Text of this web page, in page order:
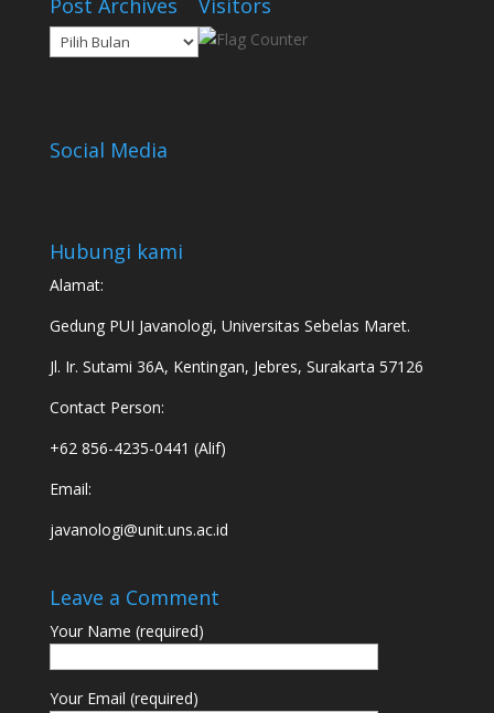
Post
Archives
Social Media
Hubungi kami
Alamat:
Gedung PUI Javanologi, Universitas Sebelas Maret.
Jl. Ir. Sutami 36A, Kentingan, Jebres, Surakarta 57126
Contact Person:
+62 856-4235-0441 (Alif)
Email:
javanologi@unit.uns.ac.id
Leave a Comment
Your Name (required)
Your Email (required)